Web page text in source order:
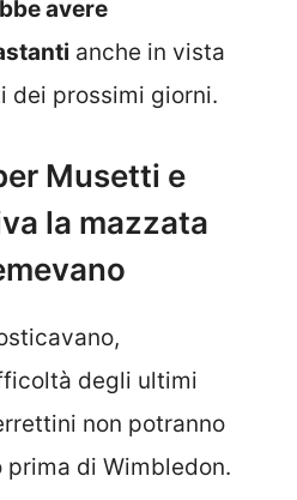
avere
anche in vista
dei prossimi giorni.
Musetti e
la mazzata
degli ultimi
non potranno
di Wimbledon.